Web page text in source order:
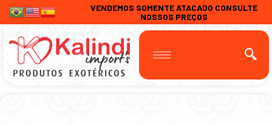
VENDEMOS SOMENTE ATACADO CONSULTE
NOSSOS PREÇOS